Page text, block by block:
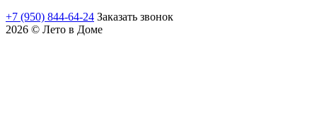
+7 (950) 844-64-24 Заказать звонок
2026 © Лето в Доме